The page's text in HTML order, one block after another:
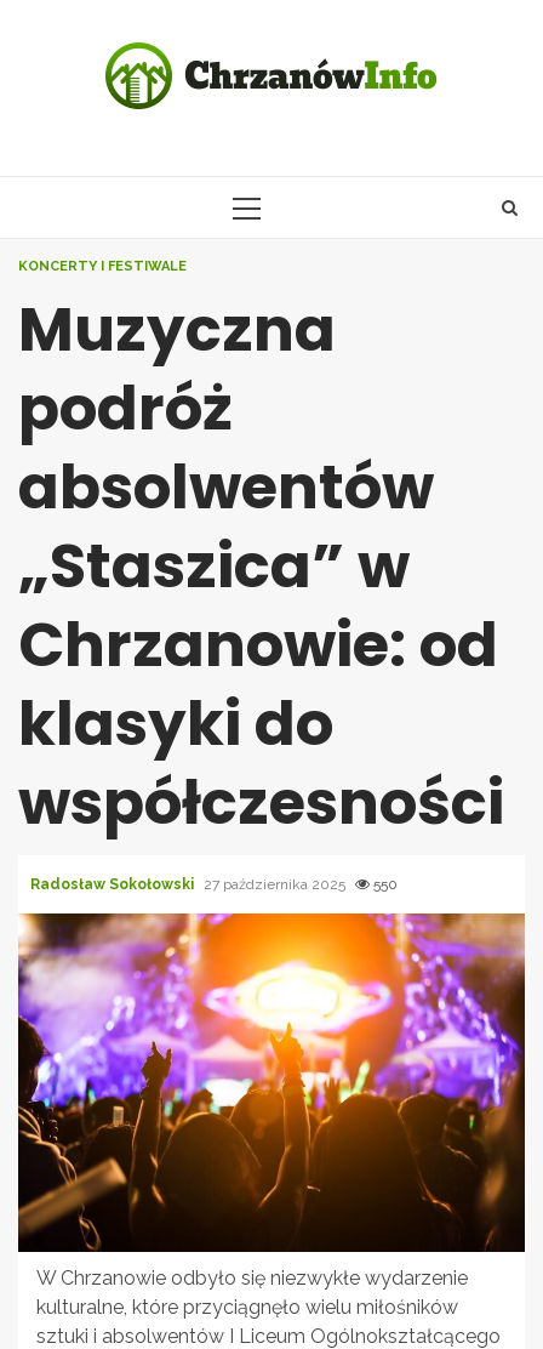
PRIMARY
KONCERTY I FESTIWALE
Muzyczna
podróż
absolwentów
„Staszica” w
Chrzanowie: od
klasyki do
współczesności
Radosław Sokołowski 27 października 2025 550
W Chrzanowie odbyło się niezwykłe wydarzenie
kulturalne, które przyciągnęło wielu miłośników
sztuki i absolwentów I Liceum Ogólnokształcącego